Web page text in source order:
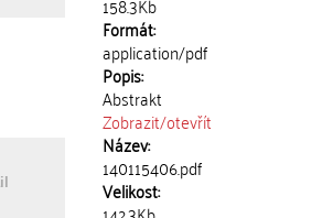
Formát:
application/pdf
Popis:
Abstrakt
Zobrazit/otevřít
Název:
140115406.pdf
Velikost: